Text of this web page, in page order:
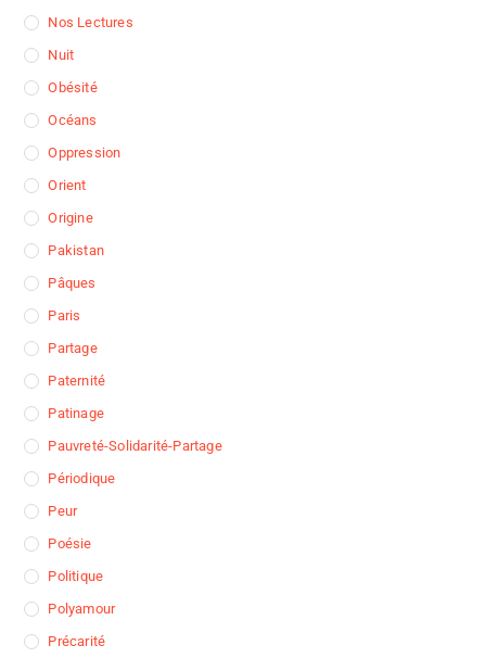
Nos Lectures
Nuit
Obésité
Océans
Oppression
Orient
Origine
Pakistan
Pâques
Paris
Partage
Paternité
Patinage
Pauvreté-Solidarité-Partage
Périodique
Peur
Poésie
Politique
Polyamour
Précarité